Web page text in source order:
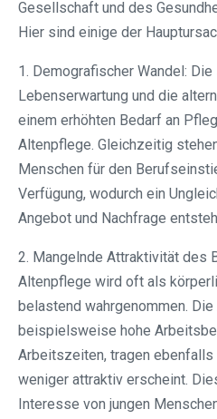
Gesellschaft und des
Hier sind einige der
1. Demografischer Wandel:
Lebenserwartung und die
einem erhöhten Bedarf an
Altenpflege. Gleichzeitig
Menschen für den
Verfügung, wodurch ein
Angebot und Nachfrage
2. Mangelnde Attraktivität des
Altenpflege wird oft als
belastend wahrgenommen.
beispielsweise hohe
Arbeitszeiten, tragen
weniger attraktiv erscheint.
Interesse von jungen